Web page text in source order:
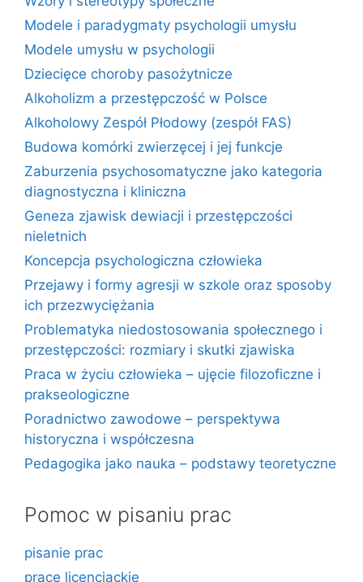
Modele i paradygmaty psychologii umysłu
Modele umysłu w psychologii
Dziecięce choroby pasożytnicze
Alkoholizm a przestępczość w Polsce
Alkoholowy Zespół Płodowy (zespół FAS)
Budowa komórki zwierzęcej i jej funkcje
Zaburzenia psychosomatyczne jako kategoria
diagnostyczna i kliniczna
Geneza zjawisk dewiacji i przestępczości
nieletnich
Koncepcja psychologiczna człowieka
Przejawy i formy agresji w szkole oraz sposoby
ich przezwyciężania
Problematyka niedostosowania społecznego i
przestępczości: rozmiary i skutki zjawiska
Praca w życiu człowieka – ujęcie filozoficzne i
prakseologiczne
Poradnictwo zawodowe – perspektywa
historyczna i współczesna
Pedagogika jako nauka – podstawy teoretyczne
Pomoc w pisaniu prac
pisanie prac
prace licencjackie